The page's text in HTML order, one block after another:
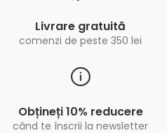
Livrare gratuită
comenzi de peste 350 lei
Obțineți 10% reducere
când te înscrii la newsletter